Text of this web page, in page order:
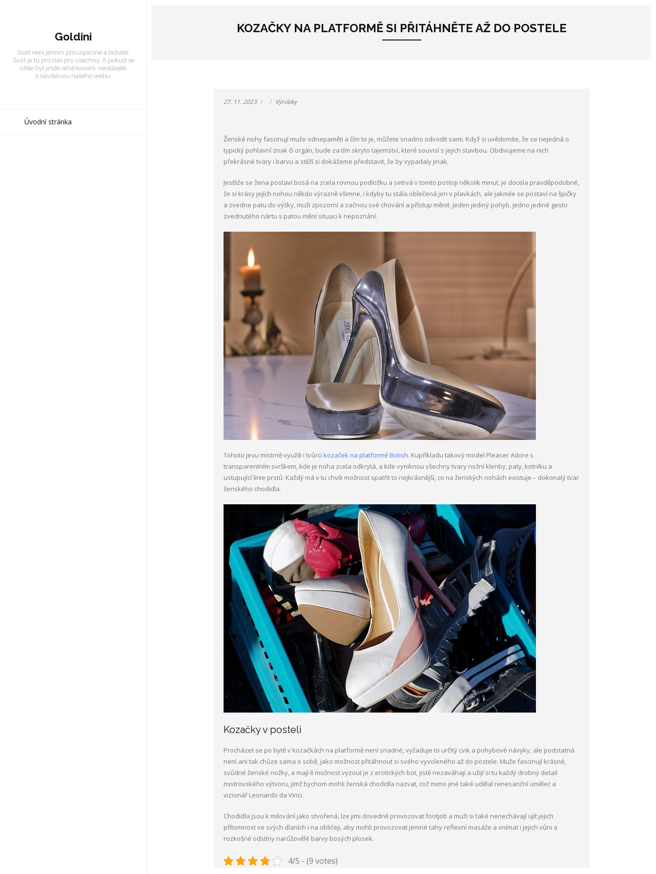
Goldini
Svět není jenom pro úspěšné a bohaté.
Svět je tu pro nás pro všechny. A pokud se
cítíte být jinde odstrkovaní, neotálejte
s návštěvou našeho webu.
Úvodní stránka
KOZAČKY NA PLATFORMĚ SI PŘITÁHNĚTE AŽ DO POSTELE
27. 11. 2023 Výrobky
Ženské nohy fascinují muže odnepaměti a čím to je, můžete snadno odvodit sami. Když si uvědomíte, že se nejedná o
typický pohlavní znak či orgán, bude za tím skryto tajemství, které souvisí s jejich stavbou. Obdivujeme na nich
překrásné tvary i barvu a stěží si dokážeme představit, že by vypadaly jinak.
Jestliže se žena postaví bosá na zcela rovnou podložku a setrvá v tomto postoji několik minut, je docela pravděpodobné,
že si krásy jejích nohou někdo výrazně všimne, i kdyby tu stála oblečená jen v plavkách, ale jakmile se postaví na špičky
a zvedne patu do výšky, muži zpozorní a začnou své chování a přístup měnit. Jeden jediný pohyb, jedno jediné gesto
zvednutého nártu s patou mění situaci k nepoznání.
Tohoto jevu mistrně využili i tvůrci kozaček na platformě Botish. Kupříkladu takový model Pleaser Adore s
transparentním svrškem, kde je noha zcela odkrytá, a kde vyniknou všechny tvary nožní klenby, paty, kotníku a
ustupující linie prstů. Každý má v tu chvíli možnost spatřit to nejkrásnější, co na ženských nohách existuje – dokonalý tvar
ženského chodidla.
Kozačky v posteli
Procházet se po bytě v kozačkách na platformě není snadné, vyžaduje to určitý cvik a pohybové návyky, ale podstatná
není ani tak chůze sama o sobě, jako možnost přitáhnout si svého vyvoleného až do postele. Muže fascinují krásné,
svůdné ženské nožky, a mají-li možnost vyzout je z erotických bot, jistě nezaváhají a užijí si tu každý drobný detail
mistrovského výtvoru, jímž bychom mohli ženská chodidla nazvat, což mimo jiné také udělal renesanční umělec a
vizionář Leonardo da Vinci.
Chodidla jsou k milování jako stvořená, lze jimi dovedně provozovat footjob a muži si také nenechávají ujít jejich
přítomnost ve svých dlaních i na obličeji, aby mohli provozovat jemné tahy reflexní masáže a vnímat i jejich vůni a
rozkošné odstíny narůžovělé barvy bosých plosek.
4/5 - (9 votes)